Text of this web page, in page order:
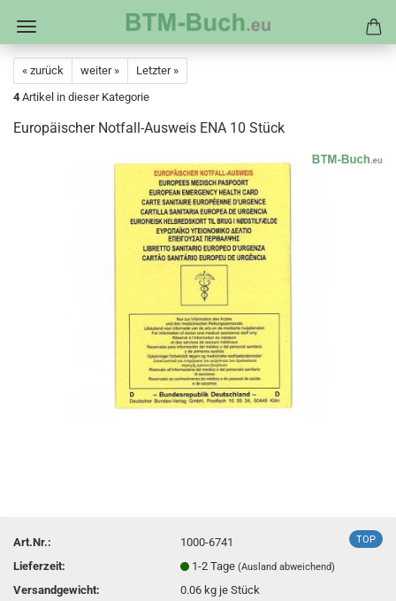
« zurück weiter »
Letzter »
4 Artikel in dieser Kategorie
Europäischer Notfall-Ausweis ENA 10 Stück
TOP
Art.Nr.:
1000-6741
Lieferzeit:
1-2 Tage(Ausland abweichend)
Versandgewicht: 0.06 kg je Stück